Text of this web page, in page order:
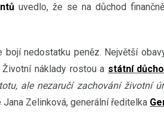
uvedlo, že se na důchod finančně
bojí nedostatku peněz. Největší
Životní náklady rostou a státní
ale nezaručí zachování životní
Zelinková, generální ředitelka